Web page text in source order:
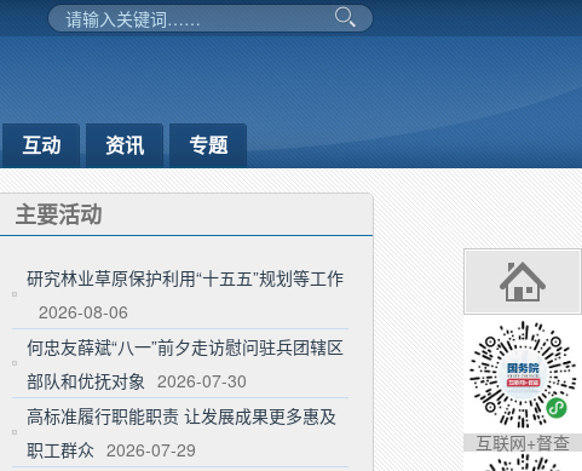
互动 资讯 专题
主要活动
研究林业草原保护利用“十五五”规划等工作
2026-08-06
何忠友薛斌“八一”前夕走访慰问驻兵团辖区
部队和优抚对象 2026-07-30
高标准履行职能职责 让发展成果更多惠及
职工群众 2026-07-29
互联网+督查